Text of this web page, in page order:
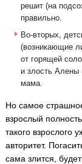
решит (на
правильно.
Во-вторых,
(возникающие
от горящей
и злость Алены
мама.
Но самое
взрослый
такого взрослого
авторитет.
сама злится,